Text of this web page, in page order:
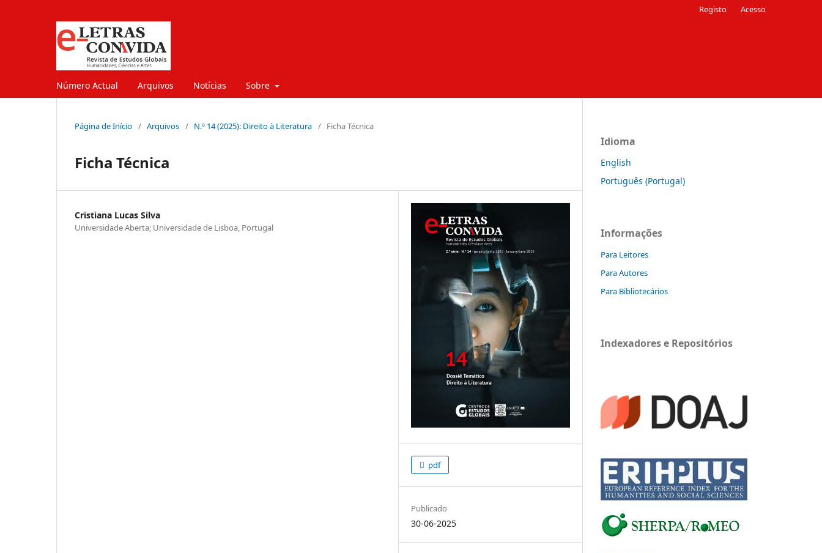
Número Actual Arquivos Notícias Sobre
Registo Acesso
Página de Início / Arquivos / N.º 14 (2025): Direito à Literatura / Ficha Técnica
Ficha Técnica
Cristiana Lucas Silva
Universidade Aberta; Universidade de Lisboa, Portugal
pdf
Publicado
30-06-2025
Idioma
English
Português (Portugal)
Informações
Para Leitores
Para Autores
Para Bibliotecários
Indexadores e Repositórios